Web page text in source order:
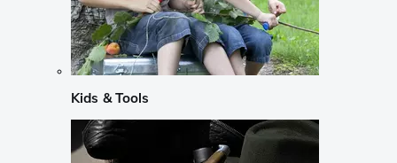
Kids & Tools